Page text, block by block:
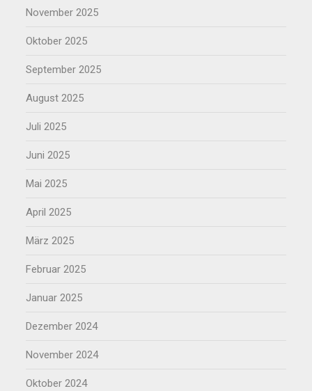
November 2025
Oktober 2025
September 2025
August 2025
Juli 2025
Juni 2025
Mai 2025
April 2025
März 2025
Februar 2025
Januar 2025
Dezember 2024
November 2024
Oktober 2024